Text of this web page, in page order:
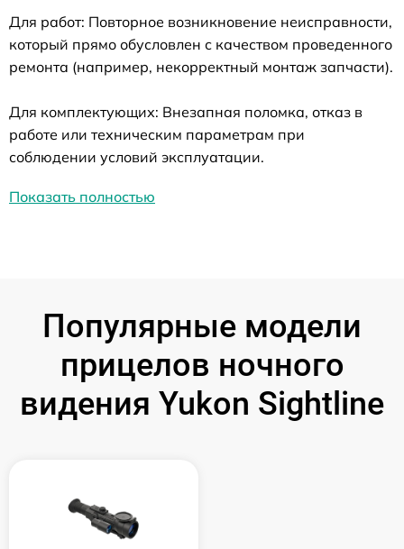
Для работ: Повторное возникновение неисправности,
который прямо обусловлен с качеством проведенного
ремонта (например, некорректный монтаж запчасти).
Для комплектующих: Внезапная поломка, отказ в
работе или техническим параметрам при
соблюдении условий эксплуатации.
Показать полностью
Популярные модели
прицелов ночного
видения Yukon Sightline